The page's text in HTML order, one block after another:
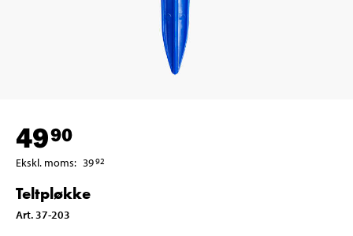
4990
Ekskl. moms: 3992
Teltpløkke
Art. 37-203